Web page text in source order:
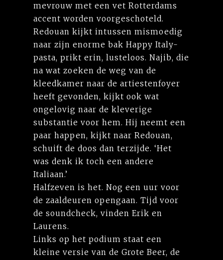
mevrouw met een vet Rotterdams
accent worden voorgeschoteld.
Redouan kijkt intussen mismoedig
naar zijn enorme bak Happy Italy-
pasta, prikt erin, lusteloos. Najib, die
na wat zoeken de weg van de
kleedkamer naar de artiestenfoyer
heeft gevonden, kijkt ook wat
ongelovig naar de kleverige
substantie voor hem. Hij neemt een
paar happen, kijkt naar Redouan,
schuift de doos dan terzijde. ‘Het
was denk ik toch een andere
Italiaan.’
Halfzeven is het. Nog een uur voor
de zaaldeuren opengaan. Tijd voor
de soundcheck, vinden Erik en
Laurens.
Links op het podium staat een
kleine versie van de Grote Beer, de